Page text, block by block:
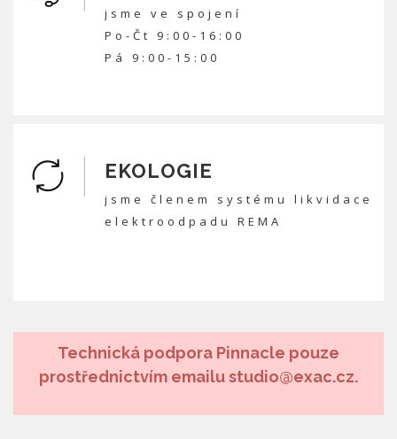
jsme ve spojení
Po-Čt 9:00-16:00
Pá 9:00-15:00
EKOLOGIE
jsme členem systému likvidace
elektroodpadu REMA
Technická podpora Pinnacle pouze
prostřednictvím emailu studio@exac.cz.